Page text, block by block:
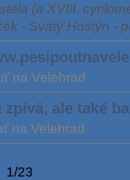
(a XVIII.
- Svatý Hostýn -
na Velehrad
ale také
na Velehrad
1/23